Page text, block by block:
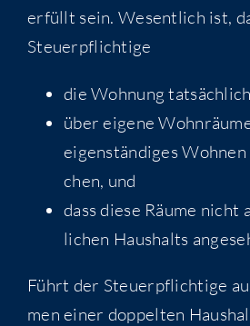
erfüllt sein. Wesent­lich ist,
Steuerpflichtige
die Woh­nung
über eige­ne
eigen­stän­di­ges
chen, und
dass die­se Räu­me
li­chen Haus­halts
Führt der Steu­er­pflich­ti­ge
men einer dop­pel­ten